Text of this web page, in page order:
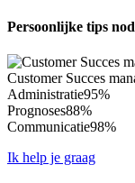
Persoonlijke tips
Customer Succes
Administratie95%
Prognoses88%
Communicatie98%
Ik help je graag